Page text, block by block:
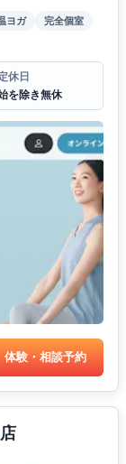
ヨガ
完全個室
休日
を除き無休
体験・相談予約